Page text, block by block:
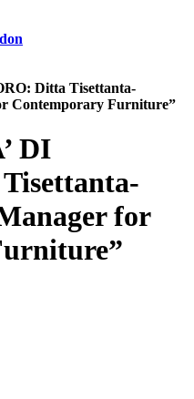
Ditta Tisettanta-
Contemporary Furniture”
DI
for